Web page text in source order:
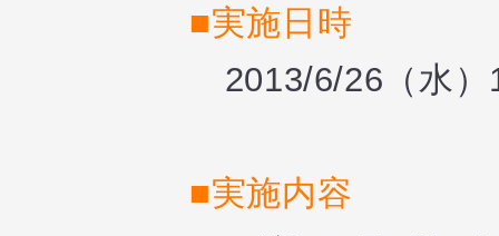
■実施日時
2013/6/26（水）
■実施内容